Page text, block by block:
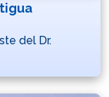
del Dr.